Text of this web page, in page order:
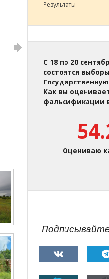
Результаты
С 18 по 20
состоятся
Как вы
фальсификации
Оцениваю